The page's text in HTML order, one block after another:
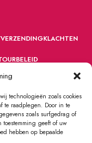
technologieën zoals cookies
te raadplegen. Door in te
zoals surfgedrag of
toestemming geeft of uw
hebben op bepaalde
VERZENDINGKLACHTEN
MELS.